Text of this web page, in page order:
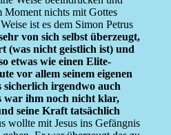
Moment nichts mit Gottes
ist es dem Simon Petrus
von sich selbst überzeugt,
(was nicht geistlich ist) und
etwas wie einen Elite-
vor allem seinem eigenen
sicherlich irgendwo auch
war ihm noch nicht klar,
seine Kraft tatsächlich
wollte mit Jesus ins Gefängnis